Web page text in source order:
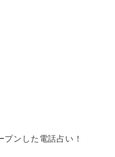
ンした電話占い！